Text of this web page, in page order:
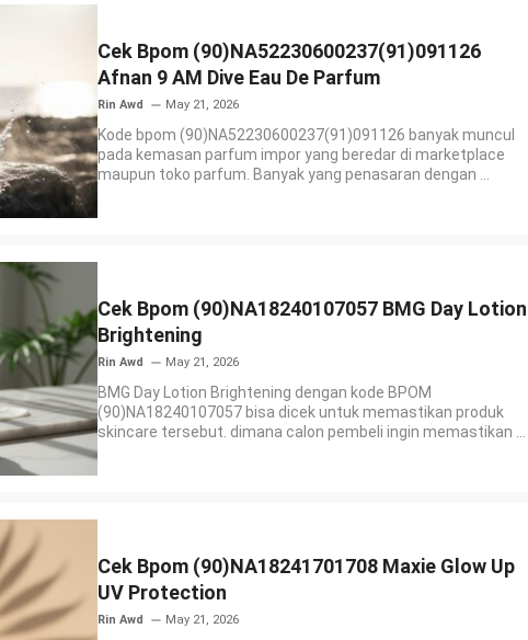
Cek Bpom (90)NA52230600237(91)091126
Afnan 9 AM Dive Eau De Parfum
Rin Awd May 21, 2026
Kode bpom (90)NA52230600237(91)091126 banyak muncul
pada kemasan parfum impor yang beredar di marketplace
maupun toko parfum. Banyak yang penasaran dengan ...
Cek Bpom (90)NA18240107057 BMG Day Lotion
Brightening
Rin Awd May 21, 2026
BMG Day Lotion Brightening dengan kode BPOM
(90)NA18240107057 bisa dicek untuk memastikan produk
skincare tersebut. dimana calon pembeli ingin memastikan ...
Cek Bpom (90)NA18241701708 Maxie Glow Up
UV Protection
Rin Awd May 21, 2026